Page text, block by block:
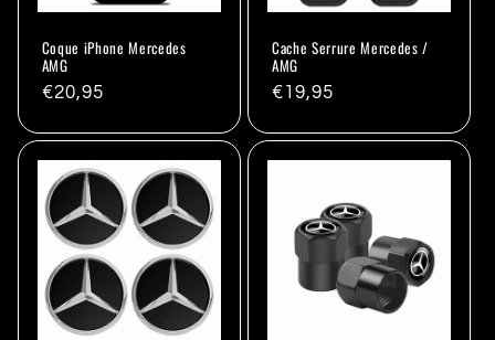
Coque iPhone Mercedes
AMG
Prix
€20,95
Cache Serrure Mercedes /
AMG
Prix
€19,95